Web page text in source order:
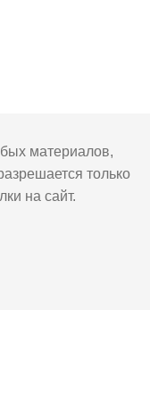
материалов,
только
на сайт.